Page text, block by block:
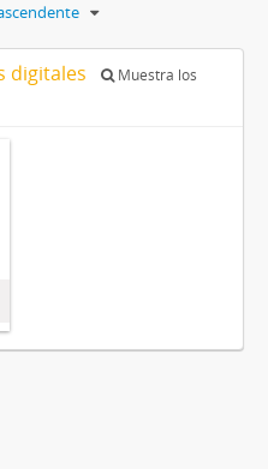
digitales
Muestra los